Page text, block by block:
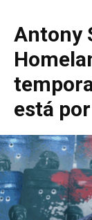
Antony
está